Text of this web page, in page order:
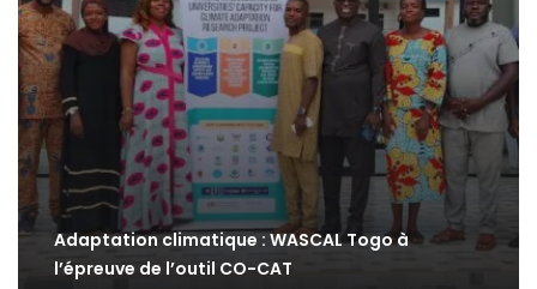
Adaptation climatique : WASCAL Togo à
l’épreuve de l’outil CO-CAT